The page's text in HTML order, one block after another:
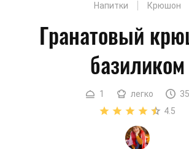
Напитки Крюшон
Гранатовый
базиликом
1 легко
35
4.5